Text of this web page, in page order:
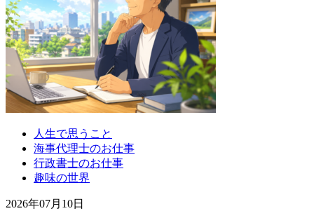
人生で思うこと
海事代理士のお仕事
行政書士のお仕事
趣味の世界
2026年07月10日